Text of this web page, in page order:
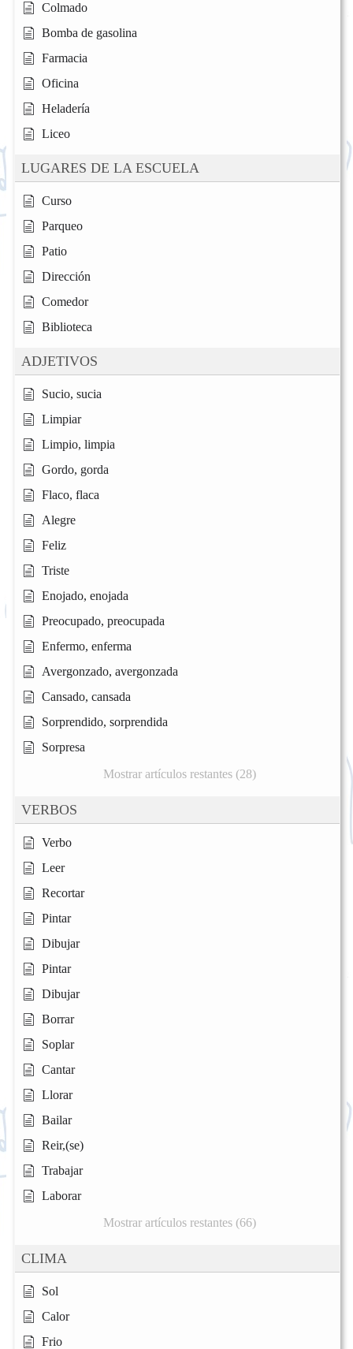
Colmado
Bomba de gasolina
Farmacia
Oficina
Heladería
Liceo
LUGARES DE LA ESCUELA
Curso
Parqueo
Patio
Dirección
Comedor
Biblioteca
ADJETIVOS
Sucio, sucia
Limpiar
Limpio, limpia
Gordo, gorda
Flaco, flaca
Alegre
Feliz
Triste
Enojado, enojada
Preocupado, preocupada
Enfermo, enferma
Avergonzado, avergonzada
Cansado, cansada
Sorprendido, sorprendida
Sorpresa
Mostrar artículos restantes (28)
VERBOS
Verbo
Leer
Recortar
Pintar
Dibujar
Pintar
Dibujar
Borrar
Soplar
Cantar
Llorar
Bailar
Reir,(se)
Trabajar
Laborar
Mostrar artículos restantes (66)
CLIMA
Sol
Calor
Frio